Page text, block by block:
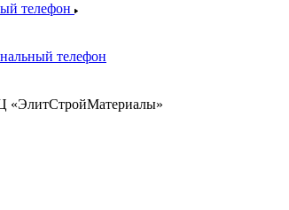
телефон
телефон
«ЭлитСтройМатериалы»